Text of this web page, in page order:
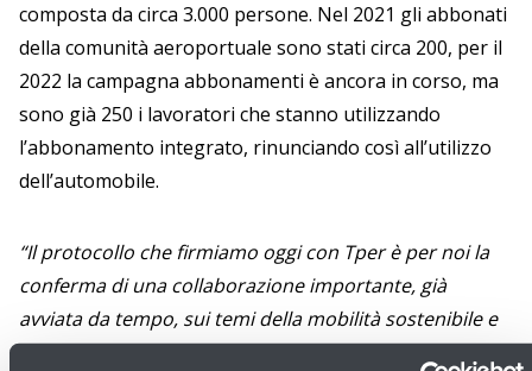
composta da circa 3.000 persone. Nel 2021 gli abbonati
della comunità aeroportuale sono stati circa 200, per il
2022 la campagna abbonamenti è ancora in corso, ma
sono già 250 i lavoratori che stanno utilizzando
l’abbonamento integrato, rinunciando così all’utilizzo
dell’automobile.
“Il protocollo chefirmiamo oggi con Tper è per noi la
conferma di una collaborazione importante, già
avviata da tempo, sui temi della mobilità sostenibile e
della sostenibilità sociale, ma anche un ulteriore